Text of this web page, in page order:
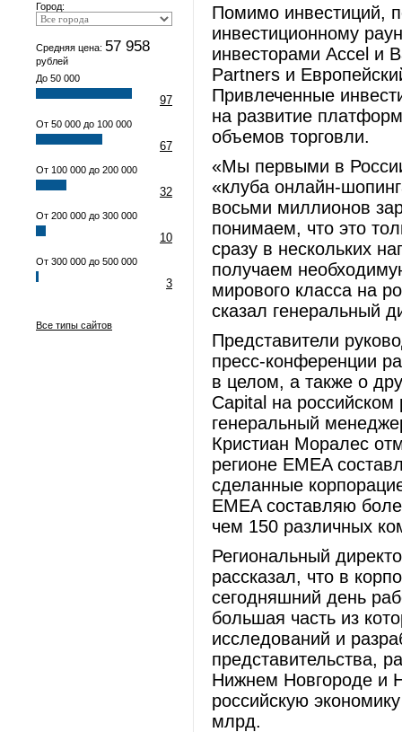
Город:
Средняя цена: 57 958
рублей
До 50 000
97
От 50 000 до 100 000
67
От 100 000 до 200 000
32
От 200 000 до 300 000
10
От 300 000 до 500 000
3
Все типы сайтов
Помимо инвестиций,
инвестиционному
инвесторами Accel и
Partners и
Привлеченные
на развитие
объемов торговли.
«Мы первыми в
«клуба онлайн-
восьми миллионов
понимаем, что это
сразу в нескольких
получаем
мирового класса на
сказал генеральный
Представители
пресс-конференции
в целом, а также о
Capital на
генеральный
Кристиан Моралес
регионе EMEA
сделанные
EMEA составляю
чем 150 различных
Региональный
рассказал, что в
сегодняшний день
большая часть из
исследований и
представительства,
Нижнем Новгороде и
российскую
млрд.